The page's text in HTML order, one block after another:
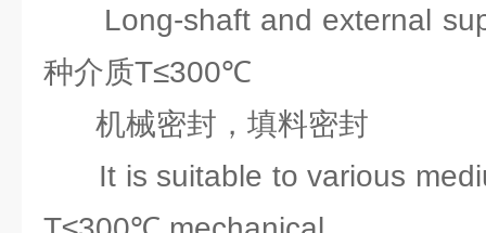
Long-shaft and external
种介质T≤300℃
机械密封，填料密封
It is suitable to various